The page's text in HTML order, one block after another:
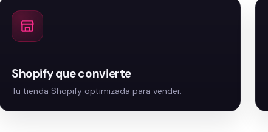
Shopify que convierte